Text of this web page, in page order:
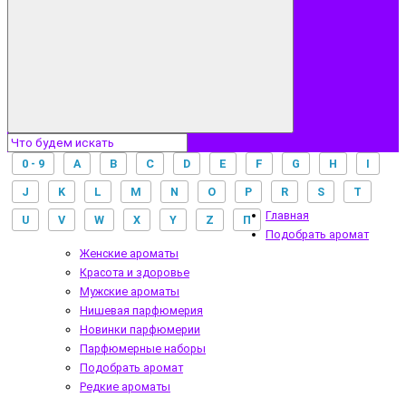
0 - 9 A B C D E F G H I
J K L M N O P R S T
U V W X Y Z П
Главная
Подобрать аромат
Женские ароматы
Красота и здоровье
Мужские ароматы
Нишевая парфюмерия
Новинки парфюмерии
Парфюмерные наборы
Подобрать аромат
Редкие ароматы